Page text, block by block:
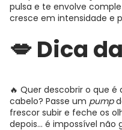
pulsa e te envolve
cresce em intensidade e
💋 Dica
🔥 Quer descobrir o que
cabelo? Passe um pump
frescor subir e feche os
depois… é impossível não